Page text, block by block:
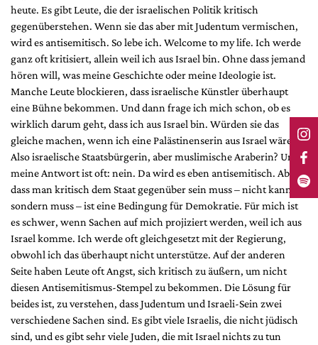
heute. Es gibt Leute, die der israelischen Politik kritisch
gegenüberstehen. Wenn sie das aber mit Judentum vermischen,
wird es antisemitisch. So lebe ich. Welcome to my life. Ich werde
ganz oft kritisiert, allein weil ich aus Israel bin. Ohne dass jemand
hören will, was meine Geschichte oder meine Ideologie ist.
Manche Leute blockieren, dass israelische Künstler überhaupt
eine Bühne bekommen. Und dann frage ich mich schon, ob es
wirklich darum geht, dass ich aus Israel bin. Würden sie das
gleiche machen, wenn ich eine Palästinenserin aus Israel wäre?
Also israelische Staatsbürgerin, aber muslimische Araberin? Und
meine Antwort ist oft: nein. Da wird es eben antisemitisch. Aber
dass man kritisch dem Staat gegenüber sein muss – nicht kann,
sondern muss – ist eine Bedingung für Demokratie. Für mich ist
es schwer, wenn Sachen auf mich projiziert werden, weil ich aus
Israel komme. Ich werde oft gleichgesetzt mit der Regierung,
obwohl ich das überhaupt nicht unterstütze. Auf der anderen
Seite haben Leute oft Angst, sich kritisch zu äußern, um nicht
diesen Antisemitismus-Stempel zu bekommen. Die Lösung für
beides ist, zu verstehen, dass Judentum und Israeli-Sein zwei
verschiedene Sachen sind. Es gibt viele Israelis, die nicht jüdisch
sind, und es gibt sehr viele Juden, die mit Israel nichts zu tun